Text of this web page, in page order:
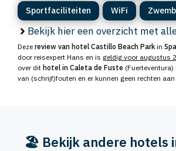
Sportfaciliteiten WiFi
Bekijk hier een overzicht met
Deze review van hotel Castillo Beach Park in
door reisexpert Hans en is geldig voor augustus
over dit hotel in Caleta de Fuste
van (schrijf)fouten en er kunnen geen rechten aan
🏖️ Bekijk andere hotels